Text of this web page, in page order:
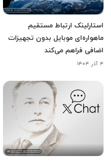
استارلینک ارتباط مستقیم
ماهواره‌ای موبایل بدون تجهیزات
اضافی فراهم می‌کند
۴ آذر ۱۴۰۴